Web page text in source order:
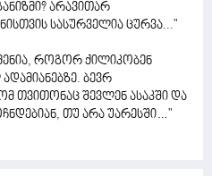
არავითარ
სასურველია ცურვა..."
როგორ ქილიკობენ
ბევრ
თვითონაც შევლენ ასაკში და
თუ არა უარესში…"